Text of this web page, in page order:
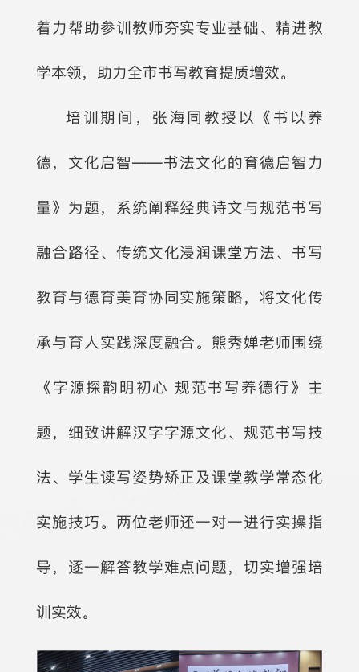
着力帮助参训教师夯实专业基础、精进教
学本领，助力全市书写教育提质增效。
培训期间，张海同教授以《书以养
德，文化启智——书法文化的育德启智力
量》为题，系统阐释经典诗文与规范书写
融合路径、传统文化浸润课堂方法、书写
教育与德育美育协同实施策略，将文化传
承与育人实践深度融合。熊秀婵老师围绕
《字源探韵明初心 规范书写养德行》主
题，细致讲解汉字字源文化、规范书写技
法、学生读写姿势矫正及课堂教学常态化
实施技巧。两位老师还一对一进行实操指
导，逐一解答教学难点问题，切实增强培
训实效。